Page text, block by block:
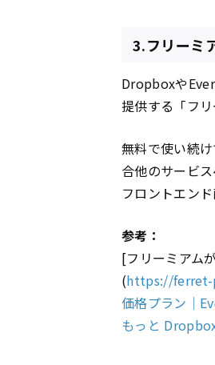
3.フリーミ
Dropboxや
提供する「フ
無料で使い続
合他のサービ
フロントエン
参考：
[フリーミアム
(https://ferret-
価格プラン｜
もっと